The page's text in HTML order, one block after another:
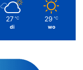
27 ℃
di
29 ℃
wo